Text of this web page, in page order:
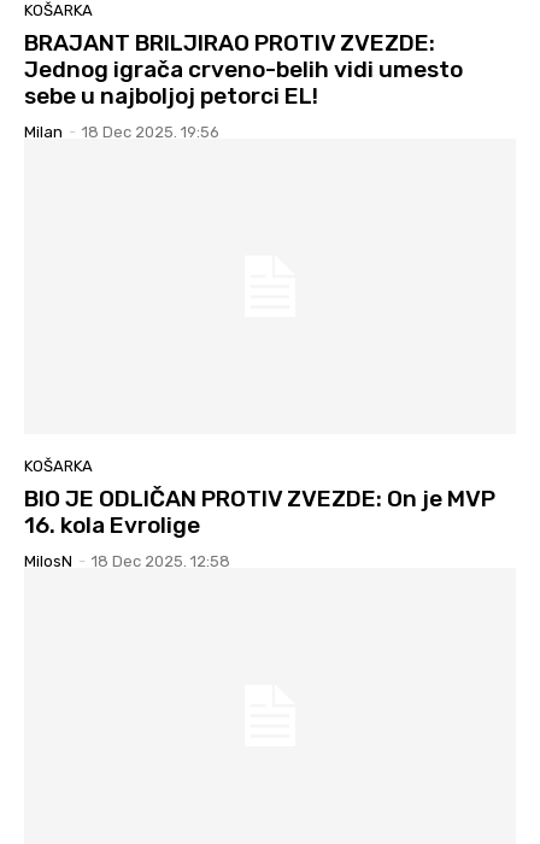
KOŠARKA
BRAJANT BRILJIRAO PROTIV ZVEZDE:
Jednog igrača crveno-belih vidi umesto
sebe u najboljoj petorci EL!
Milan - 18 Dec 2025. 19:56
KOŠARKA
BIO JE ODLIČAN PROTIV ZVEZDE: On je MVP
16. kola Evrolige
MilosN - 18 Dec 2025. 12:58